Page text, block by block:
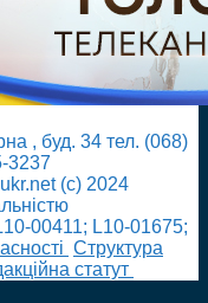
, буд. 34 тел. (068)
3237
(с) 2024
00411; L10-01675;
Cтруктура
статут